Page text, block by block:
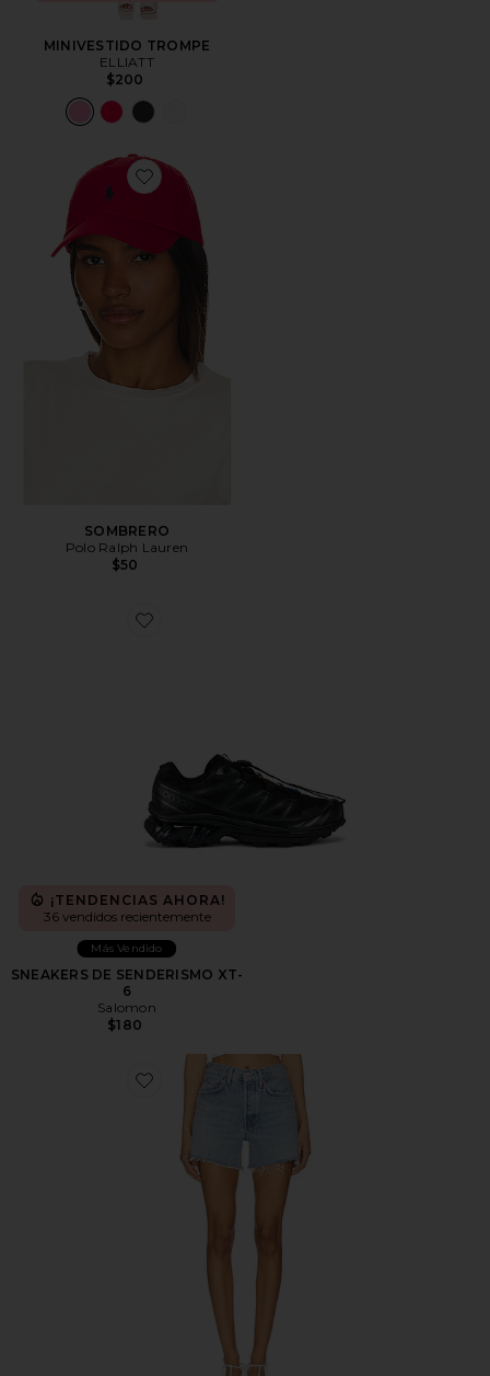
MINIVESTIDO TROMPE
ELLIATT
$200
Favorite SOMBRERO
SOMBRERO
Polo Ralph Lauren
$50
Favorite SNEAKERS DE SENDERISMO XT-6
¡TENDENCIAS AHORA!
36 vendidos recientemente
Más Vendido
SNEAKERS DE SENDERISMO XT-
6
Salomon
$180
Favorite Short largo parker